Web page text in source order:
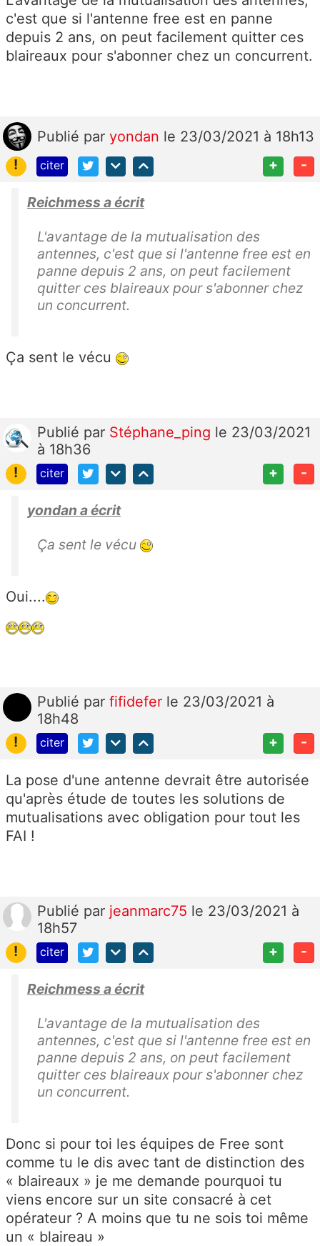
c'est que si l'antenne free est en panne
depuis 2 ans, on peut facilement quitter ces
blaireaux pour s'abonner chez un concurrent.
Publié par yondan le 23/03/2021 à 18h13
!
citer + -
Reichmess a écrit
L'avantage de la mutualisation des
antennes, c'est que si l'antenne free est en
panne depuis 2 ans, on peut facilement
quitter ces blaireaux pour s'abonner chez
un concurrent.
Ça sent le vécu
Publié par Stéphane_ping le 23/03/2021
à 18h36
!
citer + -
yondan a écrit
Ça sent le vécu
Oui....
Publié par fifidefer le 23/03/2021 à
18h48
!
citer + -
La pose d'une antenne devrait être autorisée
qu'après étude de toutes les solutions de
mutualisations avec obligation pour tout les
FAI !
Publié par jeanmarc75 le 23/03/2021 à
18h57
!
citer + -
Reichmess a écrit
L'avantage de la mutualisation des
antennes, c'est que si l'antenne free est en
panne depuis 2 ans, on peut facilement
quitter ces blaireaux pour s'abonner chez
un concurrent.
Donc si pour toi les équipes de Free sont
comme tu le dis avec tant de distinction des
« blaireaux » je me demande pourquoi tu
viens encore sur un site consacré à cet
opérateur ? A moins que tu ne sois toi même
un « blaireau »